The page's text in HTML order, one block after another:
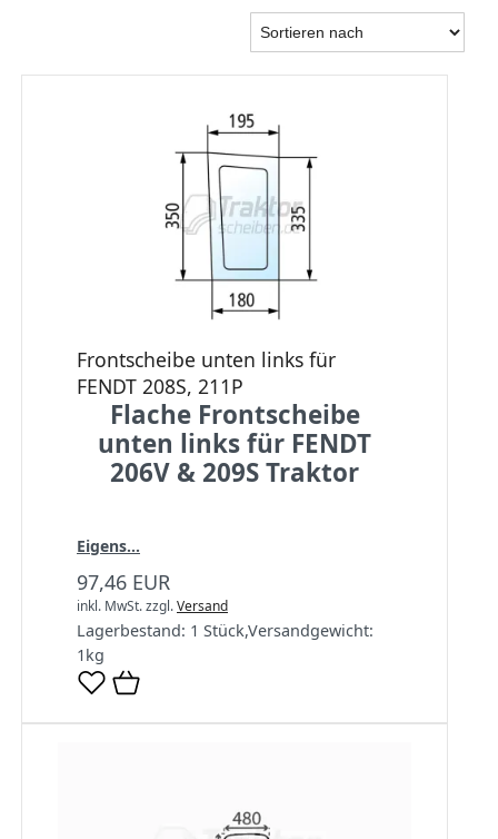
Frontscheibe unten links für
FENDT 208S, 211P
Flache Frontscheibe
unten links für FENDT
206V & 209S Traktor
Eigens...
97,46 EUR
inkl. MwSt.zzgl.Versand
Lagerbestand: 1 Stück,Versandgewicht:
1 kg